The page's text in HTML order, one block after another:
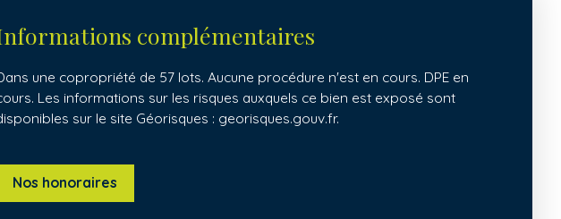
complémentaires
une copropriété de 57 lots. Aucune procédure n'est en cours. DPE en
Les informations sur les risques auxquels ce bien est exposé sont
sur le site Géorisques : georisques.gouv.fr.
Nos honoraires